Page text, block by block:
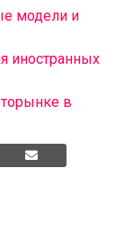
модели и
иностранных
в